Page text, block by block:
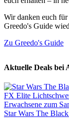
Wir danken euch
Greedo's Guide
Zu Greedo's Guide
Aktuelle Deals bei
Star Wars The